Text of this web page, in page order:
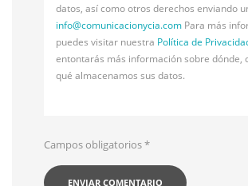
datos, así como otros derechos enviando
info@comunicacionycia.com Para más
puedes visitar nuestra Política de
entontarás más información sobre dónde,
qué almacenamos sus datos.
Campos obligatorios*